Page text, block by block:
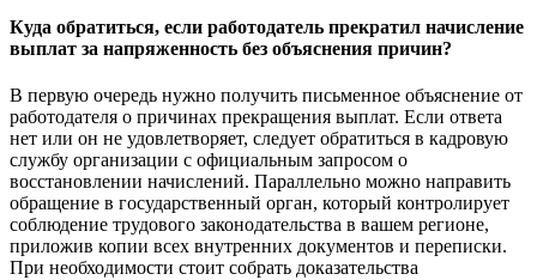
Куда обратиться, если работодатель прекратил начисление
выплат за напряженность без объяснения причин?
В первую очередь нужно получить письменное объяснение от
работодателя о причинах прекращения выплат. Если ответа
нет или он не удовлетворяет, следует обратиться в кадровую
службу организации с официальным запросом о
восстановлении начислений. Параллельно можно направить
обращение в государственный орган, который контролирует
соблюдение трудового законодательства в вашем регионе,
приложив копии всех внутренних документов и переписки.
При необходимости стоит собрать доказательства